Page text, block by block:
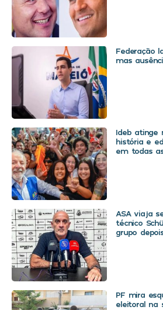
Federação
mas
Ideb atinge
história e
em todas
ASA viaja
técnico
grupo
PF mira
eleitoral na